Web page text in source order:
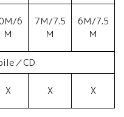
Ｍ/6
Ｍ
7Ｍ/7.5
Ｍ
6Ｍ/7.5
Ｍ
／CD
X X X